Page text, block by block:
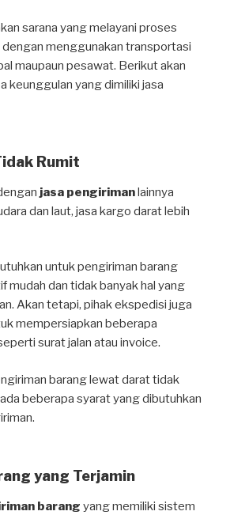
sarana yang melayani proses
menggunakan transportasi
maupaun pesawat. Berikut akan
keunggulan yang dimiliki jasa
Rumit
jasa pengirimanlainnya
dan laut, jasa kargo darat lebih
untuk pengiriman barang
mudah dan tidak banyak hal yang
Akan tetapi, pihak ekspedisi juga
mempersiapkan beberapa
surat jalan atau invoice.
barang lewat darat tidak
beberapa syarat yang dibutuhkan
yang Terjamin
barang yang memiliki sistem